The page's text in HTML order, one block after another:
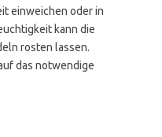
einweichen oder in
kann die
rosten lassen.
das notwendige